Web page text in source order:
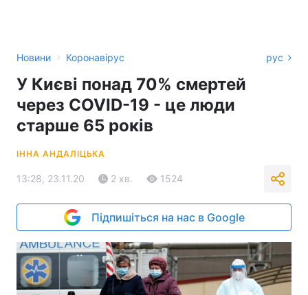
Новини › Коронавірус рус
У Києві понад 70% смертей
через COVID-19 - це люди
старше 65 років
ІННА АНДАЛІЦЬКА
13:28, 23.11.20 2 хв. 1524
Підпишіться на нас в Google